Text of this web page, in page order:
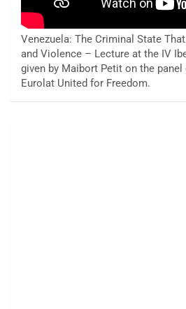
Venezuela: The Criminal State
and Violence – Lecture at the IV
given by Maibort Petit on the panel
Eurolat United for Freedom.